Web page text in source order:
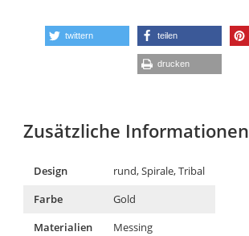
twittern teilen
drucken
Zusätzliche Informationen
Design
rund, Spirale, Tribal
Farbe
Gold
Materialien
Messing